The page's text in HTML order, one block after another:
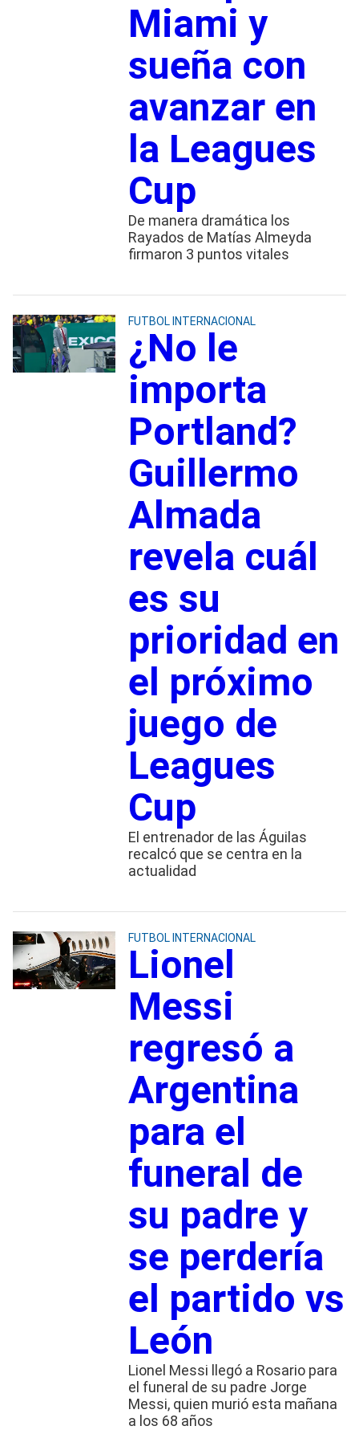
Miami y
sueña con
avanzar en
la Leagues
Cup
De manera dramática los
Rayados de Matías Almeyda
firmaron 3 puntos vitales
FUTBOL INTERNACIONAL
¿No le
importa
Portland?
Guillermo
Almada
revela cuál
es su
prioridad en
el próximo
juego de
Leagues
Cup
El entrenador de las Águilas
recalcó que se centra en la
actualidad
FUTBOL INTERNACIONAL
Lionel
Messi
regresó a
Argentina
para el
funeral de
su padre y
se perdería
el partido vs
León
Lionel Messi llegó a Rosario para
el funeral de su padre Jorge
Messi, quien murió esta mañana
a los 68 años